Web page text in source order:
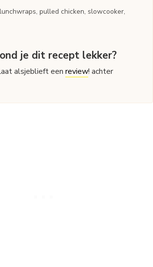
lunchwraps, pulled chicken, slowcooker,
je dit recept lekker?
alsjeblieft eenreview! achter